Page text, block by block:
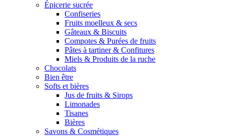
Épicerie sucrée
Confiseries
Fruits moelleux & secs
Gâteaux & Biscuits
Compotes & Purées de fruits
Pâtes à tartiner & Confitures
Miels & Produits de la ruche
Chocolats
Bien être
Softs et bières
Jus de fruits & Sirops
Limonades
Tisanes
Bières
Savons & Cosmétiques